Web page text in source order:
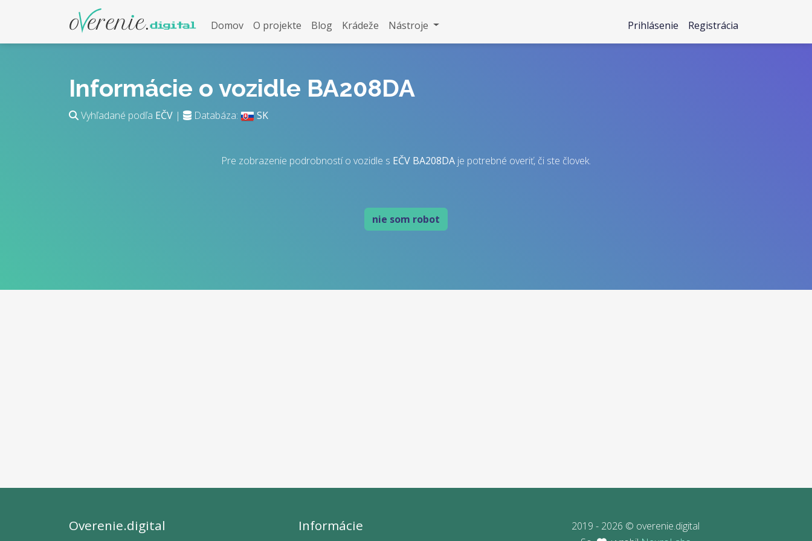
Domov O projekte Blog Krádeže Nástroje Prihlásenie Registrácia
Informácie o vozidle BA208DA
Vyhľadané podľa EČV | Databáza: SK
Pre zobrazenie podrobností o vozidle s EČV BA208DA je potrebné overiť, či ste človek.
nie som robot
Overenie.digital Informácie
2019 - 2026 © overenie.digital